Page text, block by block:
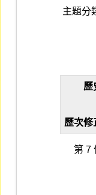
主題分
歷
歷次修
第 7